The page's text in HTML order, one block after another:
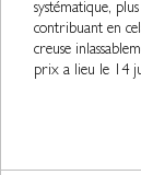
systématique,
contribuant en
creuse
prix a lieu le 14